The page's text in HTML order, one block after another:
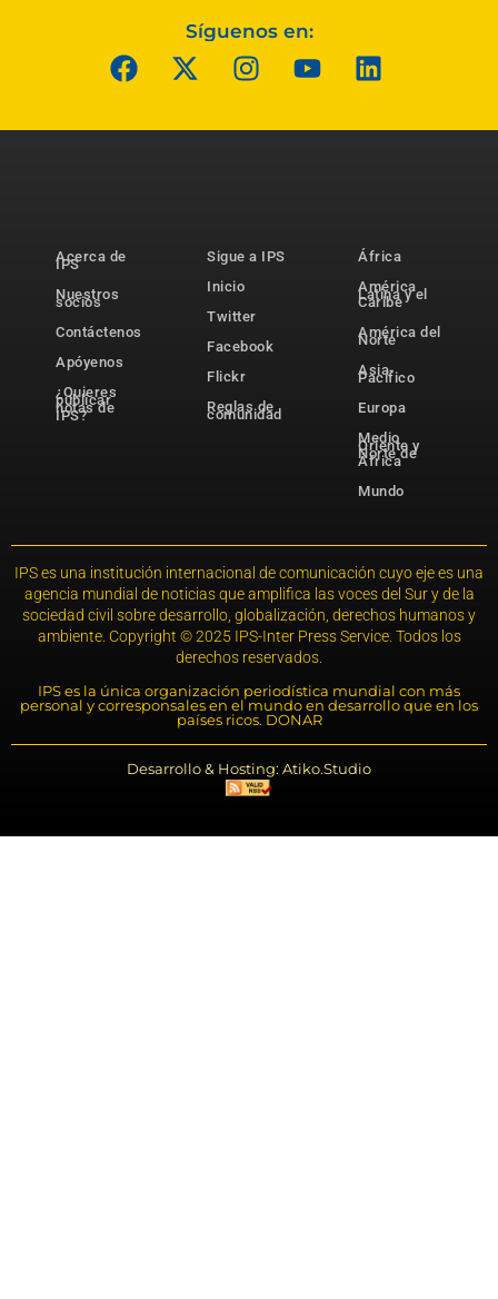
Síguenos en:
Acerca de
IPS
Nuestros
socios
Contáctenos
Apóyenos
¿Quieres
publicar
notas de
IPS?
Sigue a IPS
Inicio
Twitter
Facebook
Flickr
Reglas de
comunidad
África
América
Latina y el
Caribe
América del
Norte
Asia-
Pacífico
Europa
Medio
Oriente y
Norte de
África
Mundo
IPS es una institución internacional de comunicación cuyo eje es una
agencia mundial de noticias que amplifica las voces del Sur y de la
sociedad civil sobre desarrollo, globalización, derechos humanos y
ambiente. Copyright © 2025 IPS-Inter Press Service. Todos los
derechos reservados.
IPS es la única organización periodística mundial con más
personal y corresponsales en el mundo en desarrollo que en los
países ricos. DONAR
Desarrollo & Hosting: Atiko.Studio